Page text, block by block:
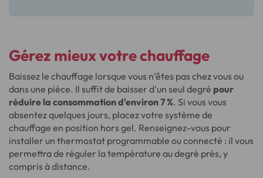
Gérez mieux votre chauffage
Baissez le chauffage lorsque vous n’êtes pas chez vous ou
dans une pièce. Il suffit de baisser d'un seul degré pour
réduire la consommation d'environ 7 %. Si vous vous
absentez quelques jours, placez votre système de
chauffage en position hors gel. Renseignez-vous pour
installer un thermostat programmable ou connecté : il vous
permettra de réguler la température au degré près, y
compris à distance.